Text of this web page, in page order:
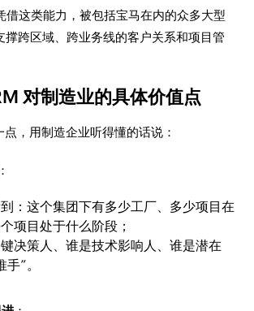
借这类能力，被包括宝马在内的众多大型
撑跨区域、跨业务线的客户关系和项目管
对制造业的具体价值点
点，用制造企业听得懂的话说：
：
：这个集团下有多少工厂、多少项目在
项目处于什么阶段；
决策人、谁是技术影响人、谁是潜在
手”。